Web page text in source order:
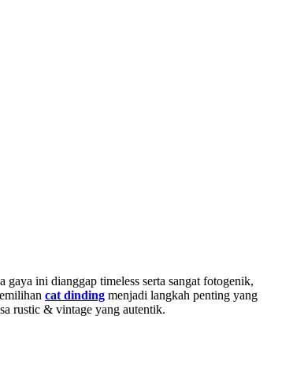
ini dianggap timeless serta sangat fotogenik,
cat dinding menjadi langkah penting yang
rustic & vintage yang autentik.